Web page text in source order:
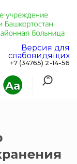
Aa
Версия для
слабовидящих
+7 (34765) 2-14-56